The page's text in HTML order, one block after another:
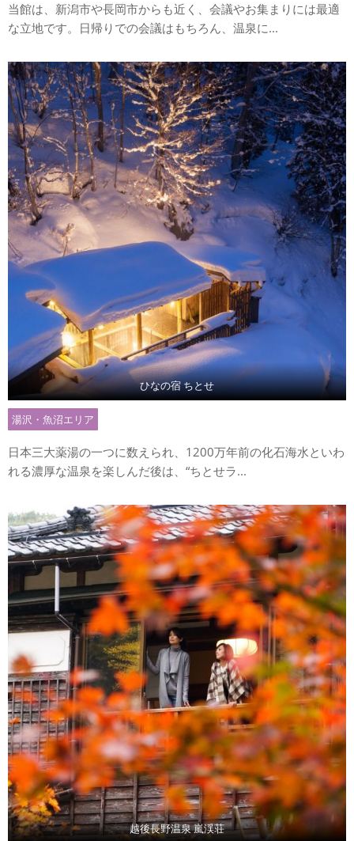
当館は、新潟市や長岡市からも近く、会議やお集まりには最適
な立地です。日帰りでの会議はもちろん、温泉に...
ひなの宿 ちとせ
湯沢・魚沼エリア
日本三大薬湯の一つに数えられ、1200万年前の化石海水といわ
れる濃厚な温泉を楽しんだ後は、“ちとせラ...
越後長野温泉 嵐渓荘